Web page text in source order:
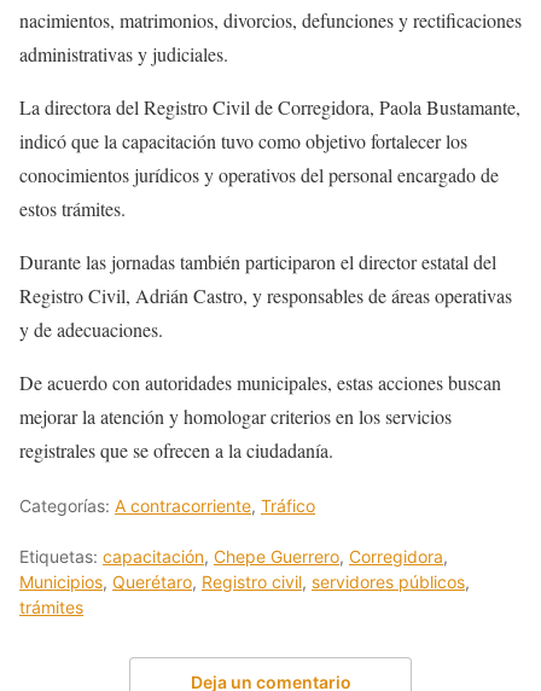
nacimientos, matrimonios, divorcios, defunciones y rectificaciones
administrativas y judiciales.
La directora del Registro Civil de Corregidora, Paola Bustamante,
indicó que la capacitación tuvo como objetivo fortalecer los
conocimientos jurídicos y operativos del personal encargado de
estos trámites.
Durante las jornadas también participaron el director estatal del
Registro Civil, Adrián Castro, y responsables de áreas operativas
y de adecuaciones.
De acuerdo con autoridades municipales, estas acciones buscan
mejorar la atención y homologar criterios en los servicios
registrales que se ofrecen a la ciudadanía.
Categorías: A contracorriente, Tráfico
Etiquetas: capacitación, Chepe Guerrero, Corregidora,
Municipios, Querétaro, Registro civil, servidores públicos,
trámites
Deja un comentario